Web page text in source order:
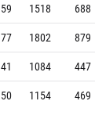
59 1518 688
77 1802 879
41 1084 447
50 1154 469